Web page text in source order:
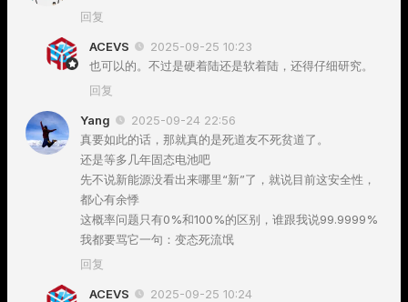
回复
ACEVS
2025-09-25 10:23
也可以的。不过是硬着陆还是软着陆，还得仔细研究。
回复
Yang
2025-09-24 22:56
真要如此的话，那就真的是死道友不死贫道了。
还是等多几年固态电池吧
先不说新能源没看出来哪里“新”了，就说目前这安全性，
都心有余悸
这概率问题只有0%和100%的区别，谁跟我说99.9999%
我都要骂它一句：变态死流氓
回复
ACEVS
2025-09-25 10:24